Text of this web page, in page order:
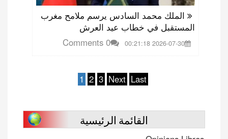
الملك محمد السادس يرسم ملامح مغرب
المستقبل في خطاب عيد العرش
2026-07-30 00:21:18
0 Comments
1 2 3 Next Last
القائمة الرئيسية